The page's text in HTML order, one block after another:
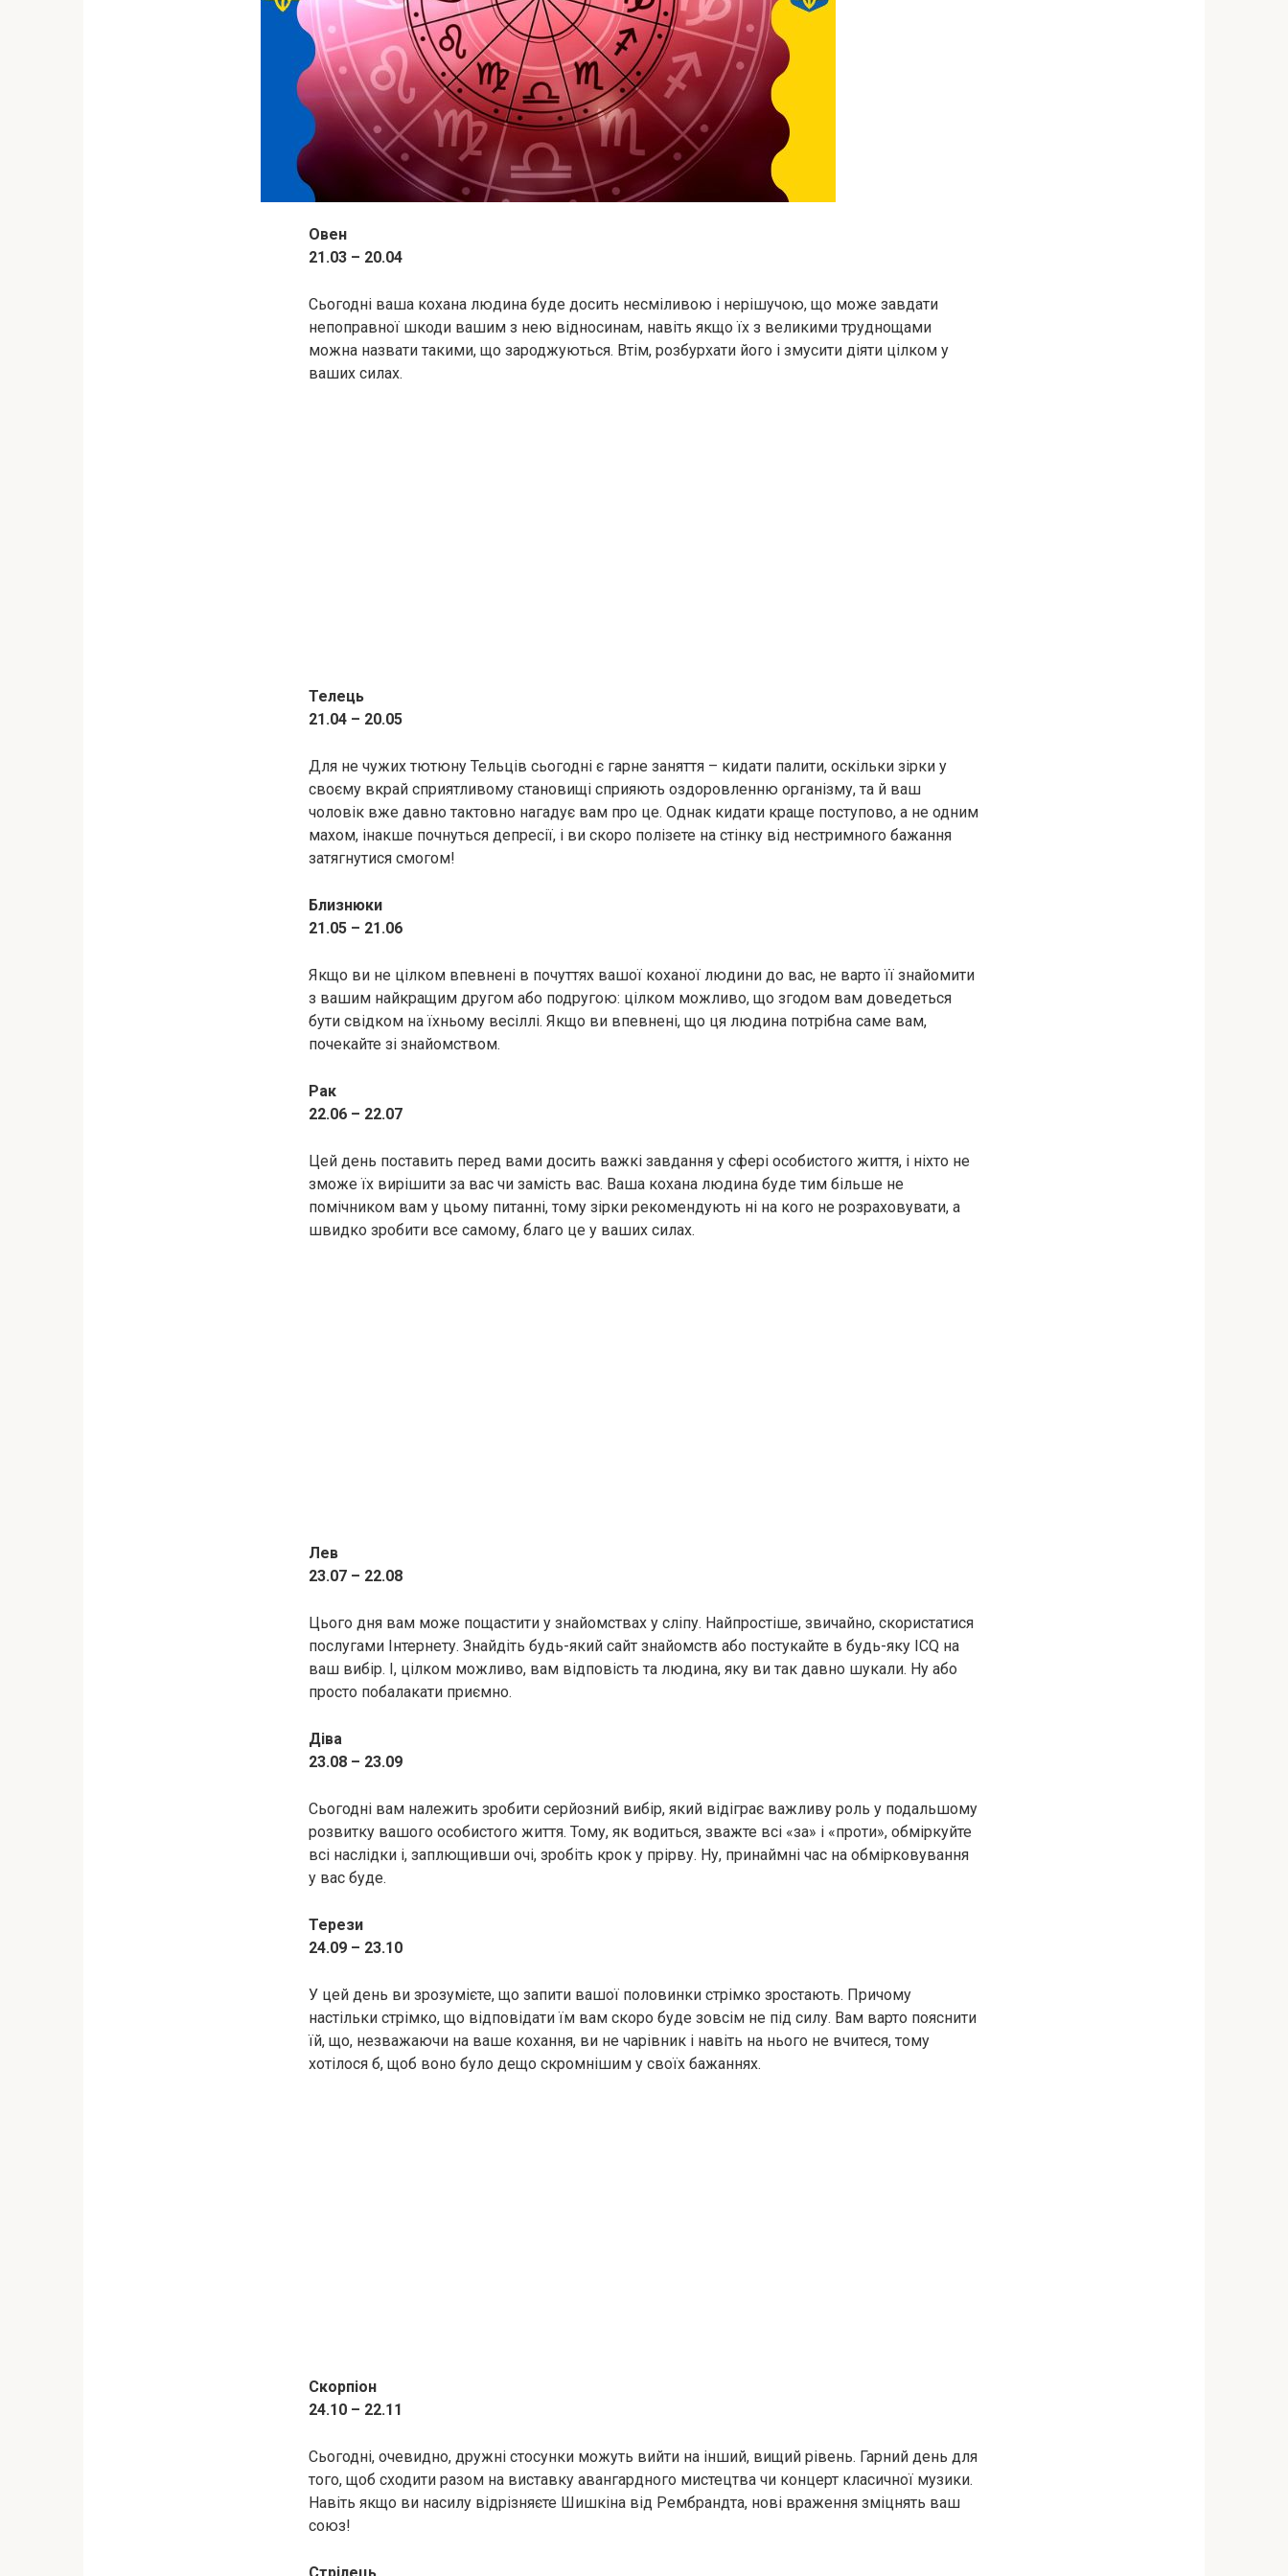
Овен
21.03 – 20.04
Сьогодні ваша кохана людина буде досить несміливою і нерішучою, що може завдати
непоправної шкоди вашим з нею відносинам, навіть якщо їх з великими труднощами
можна назвати такими, що зароджуються. Втім, розбурхати його і змусити діяти цілком у
ваших силах.
Телець
21.04 – 20.05
Для не чужих тютюну Тельців сьогодні є гарне заняття – кидати палити, оскільки зірки у
своєму вкрай сприятливому становищі сприяють оздоровленню організму, та й ваш
чоловік вже давно тактовно нагадує вам про це. Однак кидати краще поступово, а не одним
махом, інакше почнуться депресії, і ви скоро полізете на стінку від нестримного бажання
затягнутися смогом!
Близнюки
21.05 – 21.06
Якщо ви не цілком впевнені в почуттях вашої коханої людини до вас, не варто її знайомити
з вашим найкращим другом або подругою: цілком можливо, що згодом вам доведеться
бути свідком на їхньому весіллі. Якщо ви впевнені, що ця людина потрібна саме вам,
почекайте зі знайомством.
Рак
22.06 – 22.07
Цей день поставить перед вами досить важкі завдання у сфері особистого життя, і ніхто не
зможе їх вирішити за вас чи замість вас. Ваша кохана людина буде тим більше не
помічником вам у цьому питанні, тому зірки рекомендують ні на кого не розраховувати, а
швидко зробити все самому, благо це у ваших силах.
Лев
23.07 – 22.08
Цього дня вам може пощастити у знайомствах у сліпу. Найпростіше, звичайно, скористатися
послугами Інтернету. Знайдіть будь-який сайт знайомств або постукайте в будь-яку ICQ на
ваш вибір. І, цілком можливо, вам відповість та людина, яку ви так давно шукали. Ну або
просто побалакати приємно.
Діва
23.08 – 23.09
Сьогодні вам належить зробити серйозний вибір, який відіграє важливу роль у подальшому
розвитку вашого особистого життя. Тому, як водиться, зважте всі «за» і «проти», обміркуйте
всі наслідки і, заплющивши очі, зробіть крок у прірву. Ну, принаймні час на обмірковування
у вас буде.
Терези
24.09 – 23.10
У цей день ви зрозумієте, що запити вашої половинки стрімко зростають. Причому
настільки стрімко, що відповідати їм вам скоро буде зовсім не під силу. Вам варто пояснити
їй, що, незважаючи на ваше кохання, ви не чарівник і навіть на нього не вчитеся, тому
хотілося б, щоб воно було дещо скромнішим у своїх бажаннях.
Скорпіон
24.10 – 22.11
Сьогодні, очевидно, дружні стосунки можуть вийти на інший, вищий рівень. Гарний день для
того, щоб сходити разом на виставку авангардного мистецтва чи концерт класичної музики.
Навіть якщо ви насилу відрізняєте Шишкіна від Рембрандта, нові враження зміцнять ваш
союз!